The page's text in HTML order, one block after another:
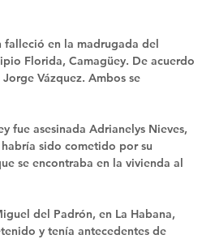
falleció en la madrugada del
Florida, Camagüey. De acuerdo
Vázquez. Ambos se
fue asesinada Adrianelys Nieves,
sido cometido por su
se encontraba en la vivienda al
del Padrón, en La Habana,
y tenía antecedentes de